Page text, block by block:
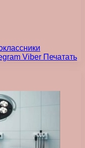
Viber Печатать